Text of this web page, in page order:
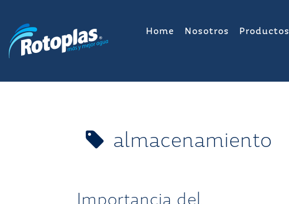
contenido
Home Nosotros Productos
almacenamiento
Importancia del